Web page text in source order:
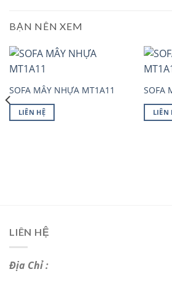
BẠN NÊN XEM
SOFA MÂY NHỰA MT1A11
LIÊN HỆ
SOFA
LIÊN
LIÊN HỆ
Địa Chỉ :